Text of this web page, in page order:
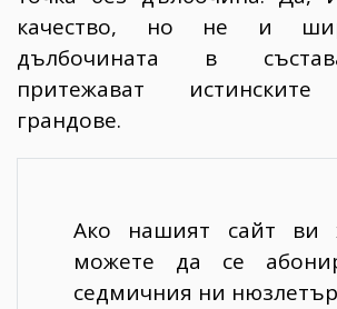
качество, но не и
дълбочината в
притежават истинските
грандове.
Ако нашият сайт ви
можете да се
седмичния ни нюзлетър